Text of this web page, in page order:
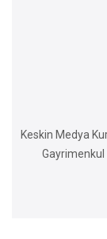
Keskin Medya